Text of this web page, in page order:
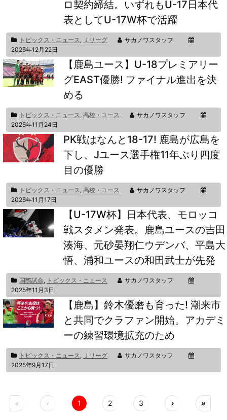
ロ契約締結。いずれもU-17日本代
表としてU-17W杯で活躍
トピックス・ニュース, Ｊリーグ
サカノワスタッフ
2025年12月22日
【鹿島ユース】U-18プレミアリー
グEAST優勝! ファイナル進出を決
める
トピックス・ニュース, 高校・ユース
サカノワスタッフ
2025年11月24日
PK戦はなんと18-17! 鹿島が広島を
下し、Jユース選手権11年ぶり四度
目の優勝
トピックス・ニュース, 高校・ユース
サカノワスタッフ
2025年11月17日
【U-17W杯】日本代表、モロッコ
戦スタメン発表。鹿島ユースの吉田
湊海、元砂晏翔仁ウデンバ、平島大
悟、浦和ユースの和田武士が先発
国際試合, トピックス・ニュース
サカノワスタッフ
2025年11月3日
【鹿島】鈴木優磨も育った! 潮来市
と共同でクラファン開始。アカデミ
ーの練習環境拡充のため
トピックス・ニュース, Ｊリーグ
サカノワスタッフ
2025年9月17日
« ‹ 1 2 3 › »